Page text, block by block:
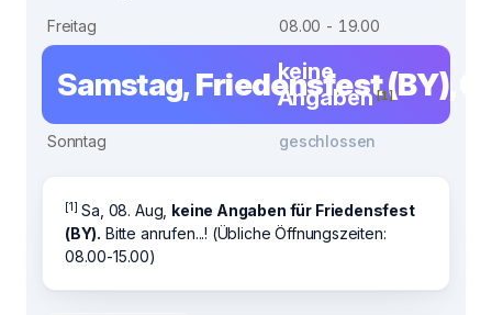
Freitag
08.00 - 19.00
Samstag,Friedensfest (BY),
keine
Angaben [1]
Sonntag geschlossen
[1] Sa, 08. Aug, keine Angaben für Friedensfest
(BY). Bitte anrufen...! (Übliche Öffnungszeiten:
08.00-15.00)